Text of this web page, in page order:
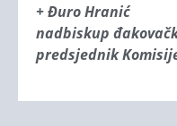
+ Đuro Hranić
nadbiskup
predsjednik